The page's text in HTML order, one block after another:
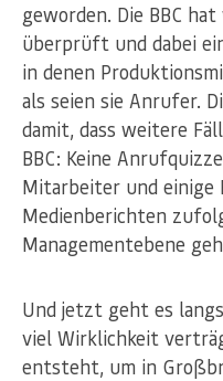
geworden. Die BBC
überprüft und dabei
in denen
als seien sie Anrufer.
damit, dass weitere
BBC: Keine
Mitarbeiter und einige
Medienberichten
Managementebene
Und jetzt geht es
viel Wirklichkeit
entsteht, um in